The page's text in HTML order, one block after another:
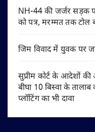
NH-44 की जर्जर सड़क
को पत्र, मरम्मत तक टोल
जिम विवाद में युवक पर
सुप्रीम कोर्ट के आदेशों
बीघा 10 बिस्वा के
प्लॉटिंग का भी दावा